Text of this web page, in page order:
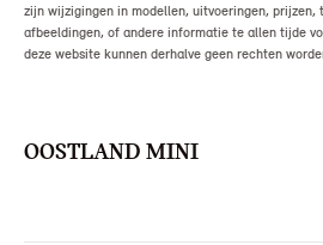
zijn wijzigingen in modellen, uitvoeringen, prijzen,
afbeeldingen, of andere informatie te allen tijde
deze website kunnen derhalve geen rechten
OOSTLAND MINI